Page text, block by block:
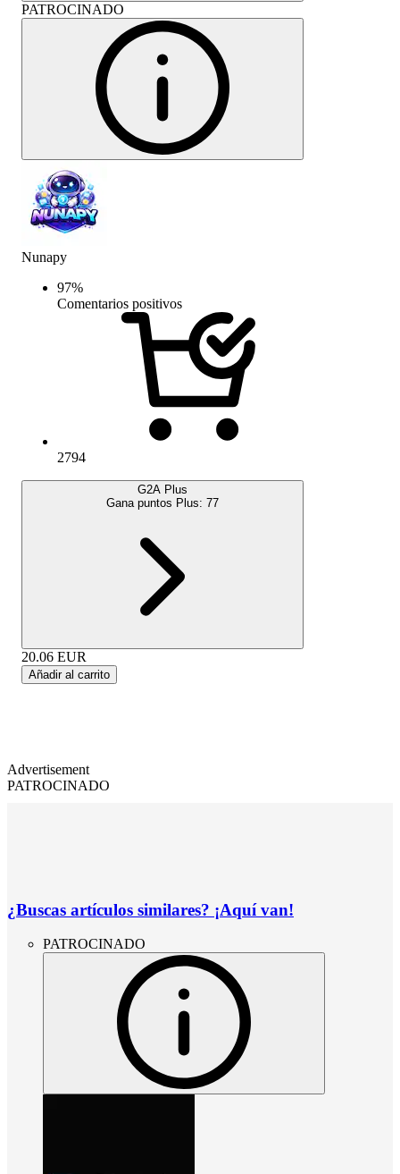
PATROCINADO
Nunapy
97%
Comentarios positivos
2794
G2A Plus
Gana puntos Plus: 77
20.06 EUR
Añadir al carrito
Advertisement
PATROCINADO
¿Buscas artículos similares? ¡Aquí van!
PATROCINADO